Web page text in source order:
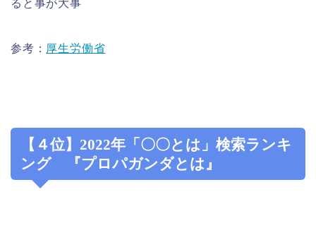
ると事が大事
参考： 厚生労働省
【４位】2022年「〇〇とは」検索ランキ
ング 『プロパガンダとは』